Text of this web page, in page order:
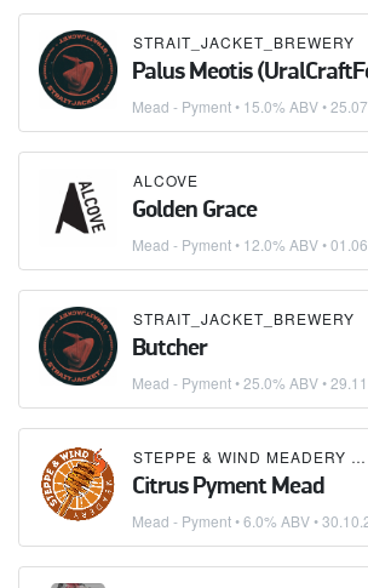
STRAIT_JACKET_BREWERY
Palus Meotis
Mead - Pyment• 15.0% ABV •
ALCOVE
Golden Grace
Mead - Pyment• 12.0% ABV •
STRAIT_JACKET_BREWERY
Butcher
Mead - Pyment• 25.0% ABV •
STEPPE & WIND MEADERY (СТЕПЬ И ВЕТЕР)
Citrus Pyment Mead
Mead - Pyment• 6.0% ABV •